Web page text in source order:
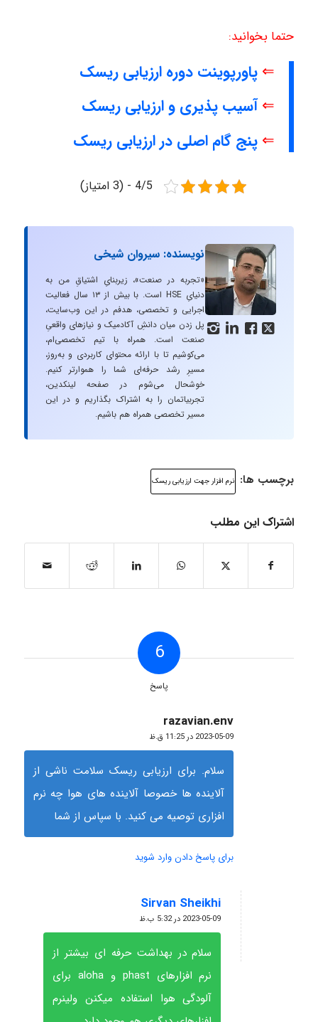
حتما بخوانید:
⇐ پاورپوینت دوره ارزیابی ریسک
⇐آسیب پذیری و ارزیابی ریسک
⇐ پنج گام اصلی در ارزیابی ریسک
4/5 - (3 امتیاز)
   
نویسنده: سیروان شیخی
«تجربه در صنعت»، زیربنایِ اشتیاقِ من به
دنیایِ HSE است. با بیش از ۱۳ سال فعالیت
اجرایی و تخصصی، هدفم در این وب‌سایت،
پل زدن میان دانشِ آکادمیک و نیازهای واقعیِ
صنعت است. همراه با تیم تخصصی‌ام،
می‌کوشیم تا با ارائه محتوای کاربردی و به‌روز،
مسیرِ رشد حرفه‌ای شما را هموارتر کنیم.
خوشحال می‌شوم در صفحه لینکدین،
تجربیاتمان را به اشتراک بگذاریم و در این
مسیر تخصصی همراه هم باشیم.
برچسب ها: نرم افزار جهت ارزیابی ریسک
اشتراک این مطلب
6
پاسخ
razavian.env
گفته:
2023-05-09 در 11:25 ق.ظ
سلام. برای ارزیابی ریسک سلامت ناشی از
آلاینده ها خصوصا آلاینده های هوا چه نرم
افزاری توصیه می کنید. با سپاس از شما
برای پاسخ دادن وارد شوید
Sirvan Sheikhi
گفته:
2023-05-09 در 5:32 ب.ظ
سلام در بهداشت حرفه ای بیشتر از
نرم افزارهای phast و aloha برای
آلودگی هوا استفاده میکنن ولینرم